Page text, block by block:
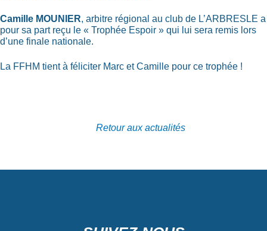
Camille MOUNIER, arbitre régional au club de L’ARBRESLE a
pour sa part reçu le « Trophée Espoir » qui lui sera remis lors
d’une finale nationale.
La FFHM tient à féliciter Marc et Camille pour ce trophée !
Retour aux actualités